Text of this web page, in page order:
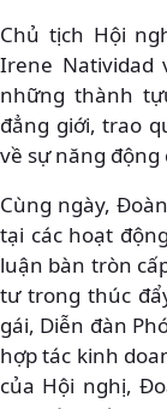
Chủ tịch Hội
Irene Natividad
những thành
đẳng giới, trao
về sự năng động
Cùng ngày,
tại các hoạt
luận bàn tròn
tư trong thúc
gái, Diễn đàn
hợp tác kinh
của Hội nghị,